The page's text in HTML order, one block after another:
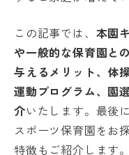
この記事では、 本園
や一般的な保育園と
与えるメリット、体
運動プログラム、園
介いたします。最後
スポーツ保育園をお
特徴もご紹介します。